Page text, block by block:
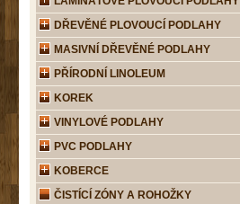
DŘEVĚNÉ PLOVOUCÍ PODLAHY
MASIVNÍ DŘEVĚNÉ PODLAHY
PŘÍRODNÍ LINOLEUM
KOREK
VINYLOVÉ PODLAHY
PVC PODLAHY
KOBERCE
ČISTÍCÍ ZÓNY A ROHOŽKY